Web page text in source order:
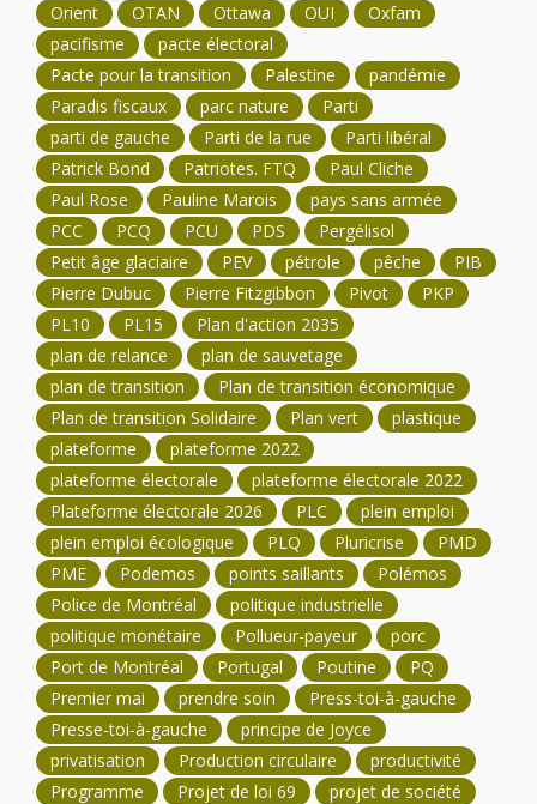
Orient
OTAN Ottawa OUI
Oxfam
pacifisme
pacte électoral
Pacte pour la transition
Palestine
pandémie
Paradis fiscaux
parc nature
Parti
parti de gauche
Parti de la rue
Parti libéral
Patrick Bond
Patriotes. FTQ
Paul Cliche
Paul Rose
Pauline Marois
pays sans armée
PCC
PCQ PCU PDS
Pergélisol
Petit âge glaciaire
PEV pétrole pêche
PIB
Pierre Dubuc
Pierre Fitzgibbon Pivot
PKP
PL10
PL15
Plan d'action 2035
plan de relance
plan de sauvetage
plan de transition
Plan de transition économique
Plan de transition Solidaire
Plan vert
plastique
plateforme
plateforme 2022
plateforme électorale
plateforme électorale 2022
Plateforme électorale 2026
PLC
plein emploi
plein emploi écologique
PLQ Pluricrise
PMD
PME
Podemos points saillants
Polémos
Police de Montréal
politique industrielle
politique monétaire
Pollueur-payeur
porc
Port de Montréal
Portugal Poutine
PQ
Premier mai
prendre soin
Press-toi-à-gauche
Presse-toi-à-gauche
principe de Joyce
privatisation
Production circulaire
productivité
Programme
Projet de loi 69
projet de société